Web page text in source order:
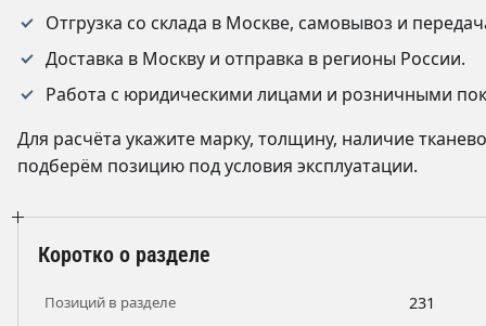
Отгрузка со склада в Москве, самовывоз и
Доставка в Москву и отправка в регионы России.
Работа с юридическими лицами и розничными
Для расчёта укажите марку, толщину, наличие
подберём позицию под условия эксплуатации.
Коротко о разделе
Позиций в разделе 231